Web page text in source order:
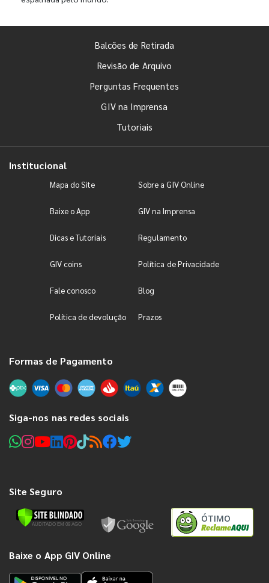
Balcões de Retirada
Revisão de Arquivo
Perguntas Frequentes
GIV na Imprensa
Tutoriais
Institucional
Mapa do Site Sobre a GIV Online
Baixe o App GIV na Imprensa
Dicas e Tutoriais Regulamento
GIV coins Política de Privacidade
Fale conosco Blog
Política de devolução Prazos
Formas de Pagamento
Siga-nos nas redes sociais
Site Seguro
ÓTIMO
Baixe o App GIV Online